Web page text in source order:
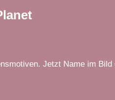
Jetzt Name im Bild